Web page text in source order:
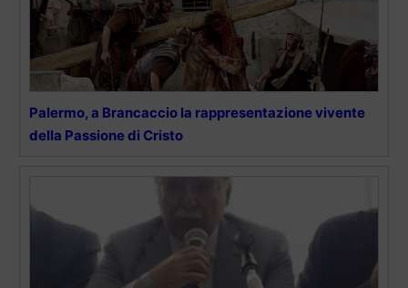
Palermo, a Brancaccio la rappresentazione vivente
della Passione di Cristo